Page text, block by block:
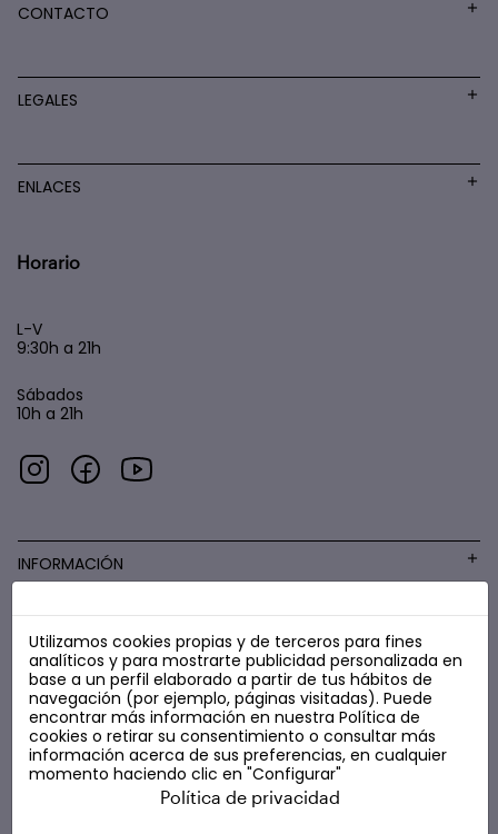
CONTACTO
LEGALES
ENLACES
Horario
L-V
9:30h a 21h
Sábados
10h a 21h
INFORMACIÓN
COSMÉTICA LOW COST
Utilizamos cookies propias y de terceros para fines
analíticos y para mostrarte publicidad personalizada en
base a un perfil elaborado a partir de tus hábitos de
navegación (por ejemplo, páginas visitadas). Puede
encontrar más información en nuestra Política de
cookies o retirar su consentimiento o consultar más
información acerca de sus preferencias, en cualquier
momento haciendo clic en "Configurar"
Política de privacidad